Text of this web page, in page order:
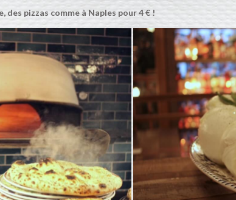
des pizzas comme à Naples pour 4 € !